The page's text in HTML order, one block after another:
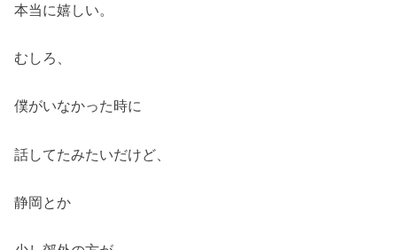
本当に嬉しい。
むしろ、
僕がいなかった時に
話してたみたいだけど、
静岡とか